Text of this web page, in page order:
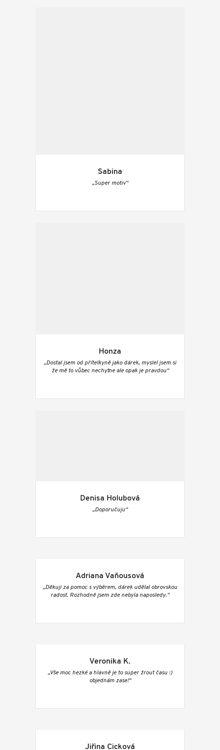
Sabina
„Super motiv“
Honza
„Dostal jsem od přítelkyně jako dárek, myslel jsem si
že mě to vůbec nechytne ale opak je pravdou“
Denisa Holubová
„Doporučuju“
Adriana Vaňousová
„Děkuji za pomoc s výběrem, dárek udělal obrovskou
radost. Rozhodně jsem zde nebyla naposledy.“
Veronika K.
„Vše moc hezké a hlavně je to super žrout času :)
objednám zase!“
Jiřina Cicková